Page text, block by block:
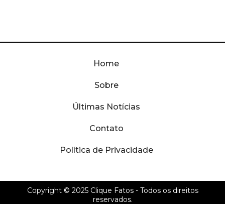
Home
Sobre
Últimas Notícias
Contato
Política de Privacidade
Copyright © 2025 Clique Fatos- Todos os direitos
reservados.